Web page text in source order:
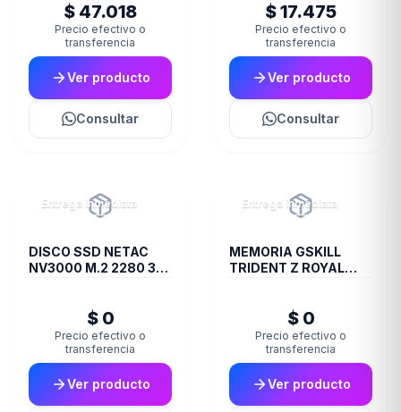
$ 47.018
Precio efectivo o
transferencia
Ver producto
Consultar
$ 17.475
Precio efectivo o
transferencia
Ver producto
Consultar
Entrega inmediata
DISCO SSD NETAC
NV3000 M.2 2280 3D
$ 0
Precio efectivo o
transferencia
Ver producto
Entrega inmediata
MEMORIA GSKILL
TRIDENT Z ROYAL
$ 0
Precio efectivo o
transferencia
Ver producto